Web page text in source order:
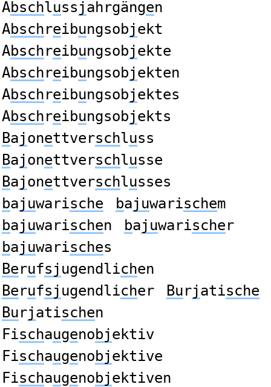
Abschlussjahrgängen
Abschreibungsobjekt
Abschreibungsobjekte
Abschreibungsobjekten
Abschreibungsobjektes
Abschreibungsobjekts
Bajonettverschluss
Bajonettverschlusse
Bajonettverschlusses
bajuwarische bajuwarischem
bajuwarischen bajuwarischer
bajuwarisches
Berufsj ugendlichen
Berufsj ugendlicher Burjatische
Burjatischen
Fischaugenobjektiv
Fischaugenobjektive
Fischaugenobjektiven